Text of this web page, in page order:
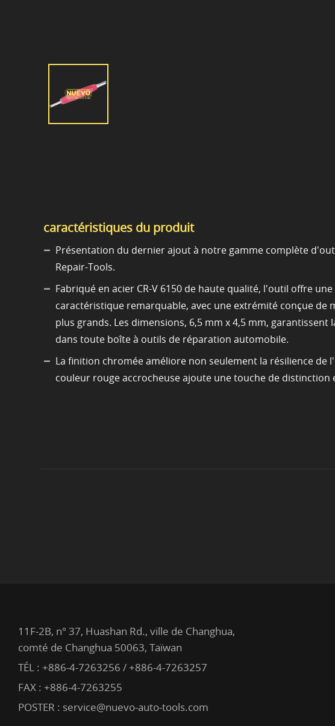
caractéristiques du produit
Présentation du dernier ajout à notre gamme complète
Repair-Tools.
Fabriqué en acier CR-V 6150 de haute qualité, l'outil offre
caractéristique remarquable, avec une extrémité conçue de
plus grands. Les dimensions, 6,5 mm x 4,5 mm,
dans toute boîte à outils de réparation automobile.
La finition chromée améliore non seulement la résilience
couleur rouge accrocheuse ajoute une touche de
11F-2B, n° 37, Huashan Rd., ville de Changhua,
comté de Changhua 50063, Taïwan
TÉL : +886-4-7263256 / +886-4-7263257
FAX : +886-4-7263255
POSTER : service@nuevo-auto-tools.com